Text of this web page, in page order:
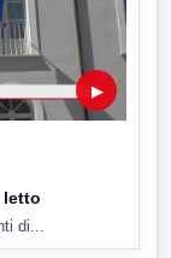
▶
letto
di...